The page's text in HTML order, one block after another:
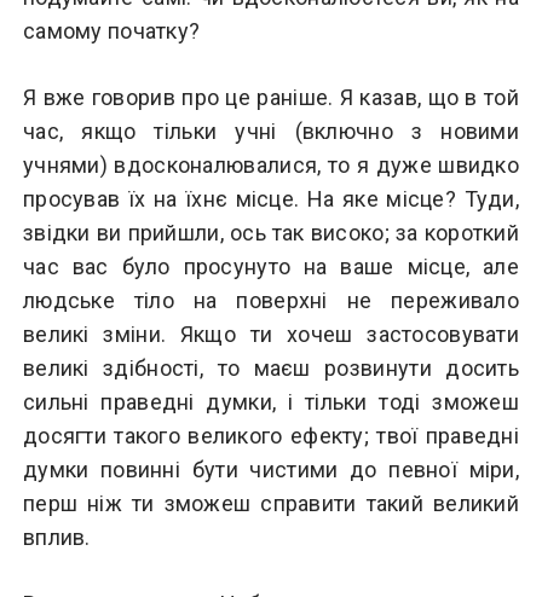
самому початку?
Я вже говорив про це раніше. Я казав, що в той
час, якщо тільки учні (включно з новими
учнями) вдосконалювалися, то я дуже швидко
просував їх на їхнє місце. На яке місце? Туди,
звідки ви прийшли, ось так високо; за короткий
час вас було просунуто на ваше місце, але
людське тіло на поверхні не переживало
великі зміни. Якщо ти хочеш застосовувати
великі здібності, то маєш розвинути досить
сильні праведні думки, і тільки тоді зможеш
досягти такого великого ефекту; твої праведні
думки повинні бути чистими до певної міри,
перш ніж ти зможеш справити такий великий
вплив.